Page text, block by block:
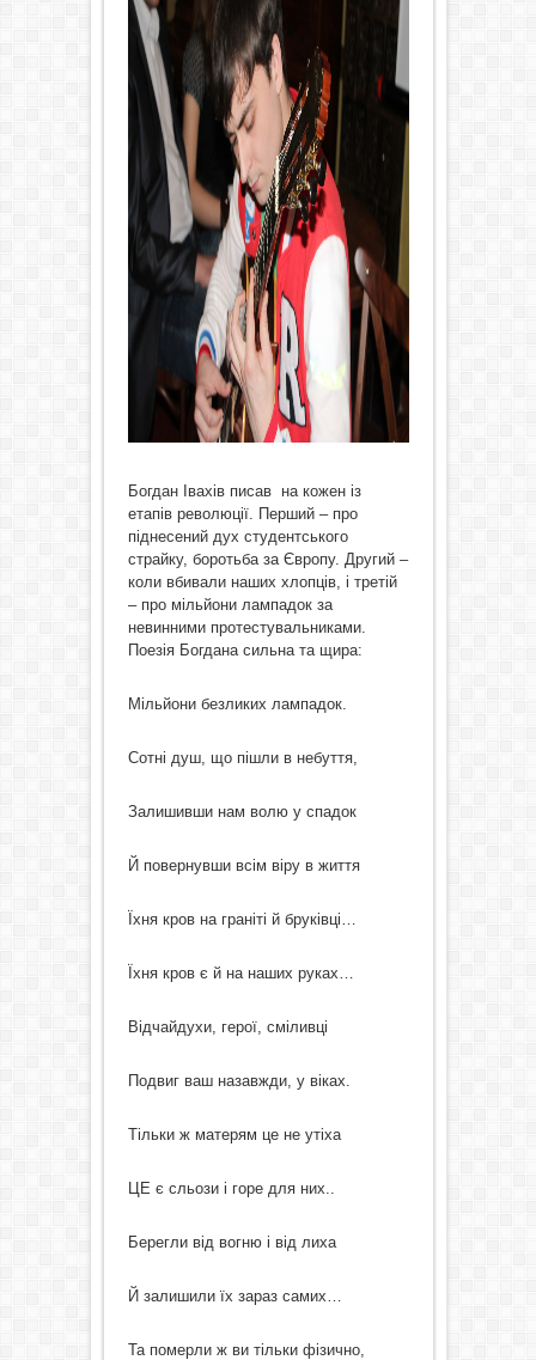
Богдан Івахів писав на кожен із
етапів революції. Перший – про
піднесений дух студентського
страйку, боротьба за Європу. Другий –
коли вбивали наших хлопців, і третій
– про мільйони лампадок за
невинними протестувальниками.
Поезія Богдана сильна та щира:
Мільйони безликих лампадок.
Сотні душ, що пішли в небуття,
Залишивши нам волю у спадок
Й повернувши всім віру в життя
Їхня кров на граніті й бруківці…
Їхня кров є й на наших руках…
Відчайдухи, герої, сміливці
Подвиг ваш назавжди, у віках.
Тільки ж матерям це не утіха
ЦЕ є сльози і горе для них..
Берегли від вогню і від лиха
Й залишили їх зараз самих…
Та померли ж ви тільки фізично,